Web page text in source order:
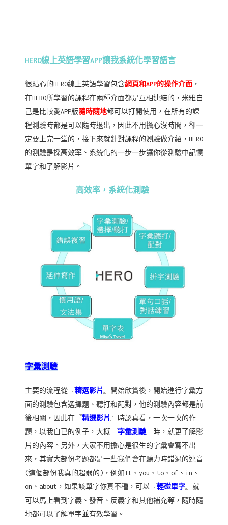
HERO線上英語學習APP讓我系統化學習語言
很貼心的HERO線上英語學習包含網頁和APP的操作介面 ，
在HERO所學習的課程在兩種介面都是互相連結的，米雅自
己是比較愛APP版 隨時隨地都可以打開使用，在所有的課
程測驗時都是可以隨時退出，因此不用擔心沒時間，卻一
定要上完一堂的，接下來就針對課程的測驗做介紹，HERO
的測驗是採高效率、系統化的一步一步讓你從測驗中記憶
單字和了解影片。
高效率，系統化測驗
字彙測驗
主要的流程從『精選影片 』開始欣賞後，開始進行字彙方
面的測驗包含選擇題、聽打和配對，他的測驗內容都是前
後相關，因此在『精選影片 』時認真看，一次一次的作
題，以我自已的例子，大概『字彙測驗 』時，就更了解影
片的內容。另外，大家不用擔心是很生的字彙會寫不出
來，其實大部份考題都是一些我們會在聽力時錯過的連音
(這個部份我真的超弱的)，例如It、you、to、of、in、
on、about，如果該單字你真不種，可以『輕碰單字 』就
可以馬上看到字義、發音、反義字和其他補充等，隨時隨
地都可以了解單字並有效學習。